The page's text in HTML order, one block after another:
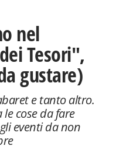
nel
Tesori",
gustare)
e tanto altro.
cose da fare
eventi da non